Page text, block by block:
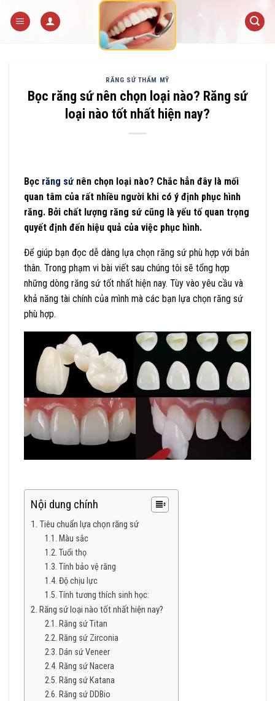
RĂNG SỨ THẨM MỸ
Bọc răng sứ nên chọn loại nào? Răng sứ
loại nào tốt nhất hiện nay?
Bọc răng sứ nên chọn loại nào? Chắc hẳn đây là mối
quan tâm của rất nhiều người khi có ý định phục hình
răng. Bởi chất lượng răng sứ cũng là yếu tố quan trọng
quyết định đến hiệu quả của việc phục hình.
Để giúp bạn đọc dễ dàng lựa chọn răng sứ phù hợp với bản
thân. Trong phạm vi bài viết sau chúng tôi sẽ tổng hợp
những dòng răng sứ tốt nhất hiện nay. Tùy vào yêu cầu và
khả năng tài chính của mình mà các bạn lựa chọn răng sứ
phù hợp.
Nội dung chính
Tiêu chuẩn lựa chọn răng sứ
Màu sắc
Tuổi thọ
Tính bảo vệ răng
Độ chịu lực
Tính tương thích sinh học:
Răng sứ loại nào tốt nhất hiện nay?
Răng sứ Titan
Răng sứ Zirconia
Dán sứ Veneer
Răng sứ Nacera
Răng sứ Katana
Răng sứ DDBio